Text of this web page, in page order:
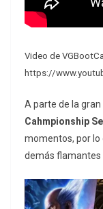
Video de
https://
A parte de la
Cahmpionship
momentos, por
demás flamantes